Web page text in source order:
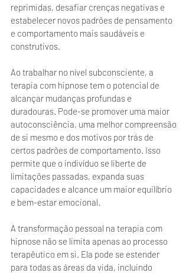
reprimidas, desafiar crenças negativas e
estabelecer novos padrões de pensamento
e comportamento mais saudáveis e
construtivos.
Ao trabalhar no nível subconsciente, a
terapia com hipnose tem o potencial de
alcançar mudanças profundas e
duradouras. Pode-se promover uma maior
autoconsciência, uma melhor compreensão
de si mesmo e dos motivos por trás de
certos padrões de comportamento. Isso
permite que o indivíduo se liberte de
limitações passadas, expanda suas
capacidades e alcance um maior equilíbrio
e bem-estar emocional.
A transformação pessoal na terapia com
hipnose não se limita apenas ao processo
terapêutico em si. Ela pode se estender
para todas as áreas da vida, incluindo